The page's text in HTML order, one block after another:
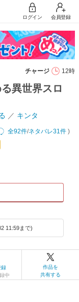
ログイン 会員登録
チャージ 12時
異世界スロ
キンタ
全92件/ネタバレ31件 )
11:59まで)
録
中
作品を
共有する